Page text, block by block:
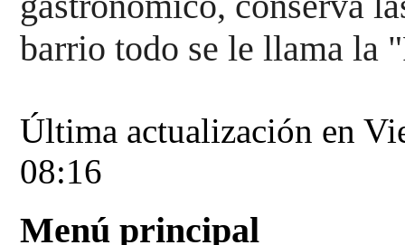
barrio todo se le llama la
Última actualización en
08:16
Menú principal